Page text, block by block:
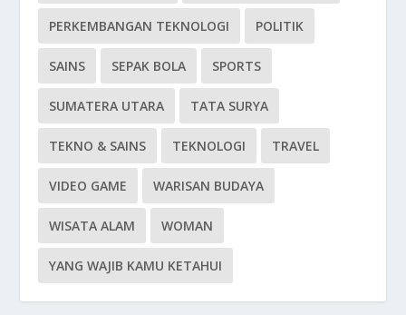
PERKEMBANGAN TEKNOLOGI POLITIK
SAINS SEPAK BOLA SPORTS
SUMATERA UTARA TATA SURYA
TEKNO & SAINS TEKNOLOGI TRAVEL
VIDEO GAME WARISAN BUDAYA
WISATA ALAM WOMAN
YANG WAJIB KAMU KETAHUI